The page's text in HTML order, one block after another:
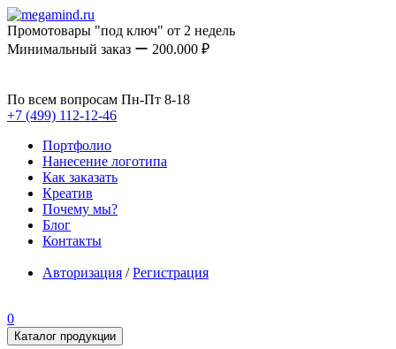
Промотовары "под ключ" от 2 недель
Минимальный заказ ー 200.000 ₽
По всем вопросам Пн-Пт 8-18
+7 (499) 112-12-46
Портфолио
Нанесение логотипа
Как заказать
Креатив
Почему мы?
Блог
Контакты
Авторизация /Регистрация
0
Каталог продукции